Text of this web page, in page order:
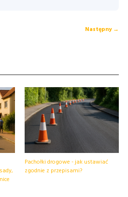
Następny →
Pachołki drogowe - jak ustawiać
zgodnie z przepisami?